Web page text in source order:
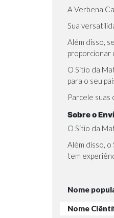
A Verbena
Sua
Além disso,
proporcionar
O Sítio da
para o seu
Parcele suas
Sobre o
O Sítio da
Além disso,
tem
Nome
Nome